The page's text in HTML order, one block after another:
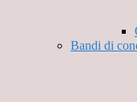
Bandi di